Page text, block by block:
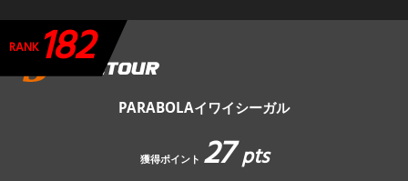
競技ガイド
加盟・登録
PARABOLAイワイシーガル
獲得ポイント 27pts
RANK 182